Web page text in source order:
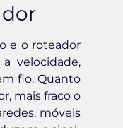
e o roteador
velocidade,
fio. Quanto
mais fraco o
móveis